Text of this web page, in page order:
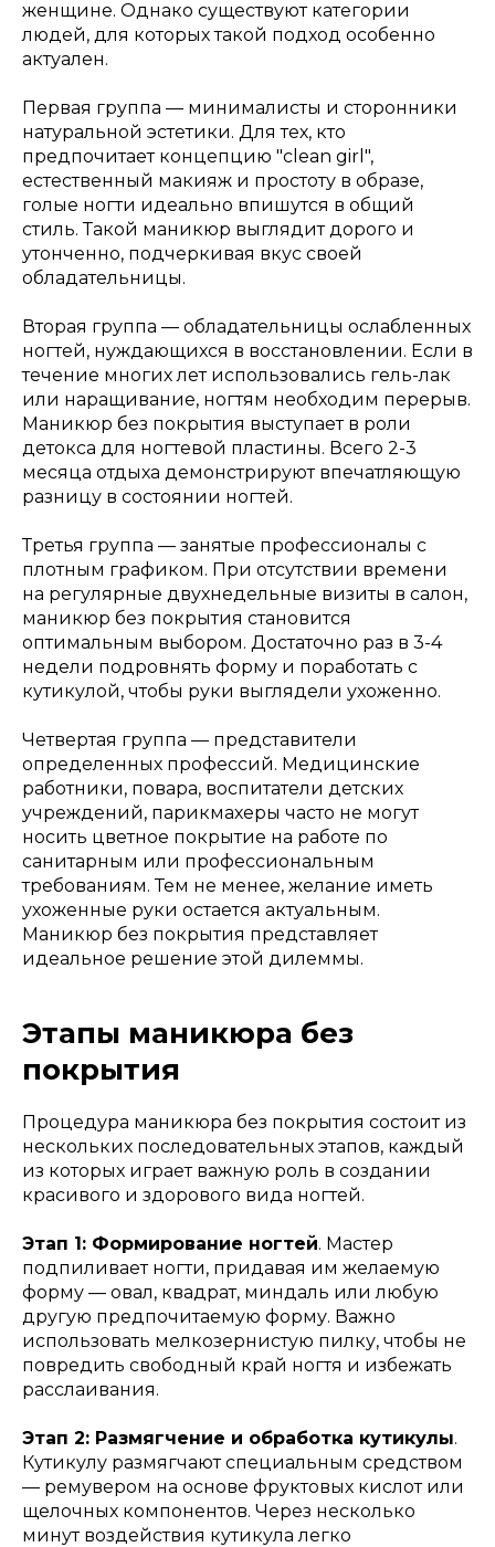
женщине. Однако существуют категории
людей, для которых такой подход особенно
актуален.
Первая группа — минималисты и сторонники
натуральной эстетики. Для тех, кто
предпочитает концепцию "clean girl",
естественный макияж и простоту в образе,
голые ногти идеально впишутся в общий
стиль. Такой маникюр выглядит дорого и
утонченно, подчеркивая вкус своей
обладательницы.
Вторая группа — обладательницы ослабленных
ногтей, нуждающихся в восстановлении. Если в
течение многих лет использовались гель-лак
или наращивание, ногтям необходим перерыв.
Маникюр без покрытия выступает в роли
детокса для ногтевой пластины. Всего 2-3
месяца отдыха демонстрируют впечатляющую
разницу в состоянии ногтей.
Третья группа — занятые профессионалы с
плотным графиком. При отсутствии времени
на регулярные двухнедельные визиты в салон,
маникюр без покрытия становится
оптимальным выбором. Достаточно раз в 3-4
недели подровнять форму и поработать с
кутикулой, чтобы руки выглядели ухоженно.
Четвертая группа — представители
определенных профессий. Медицинские
работники, повара, воспитатели детских
учреждений, парикмахеры часто не могут
носить цветное покрытие на работе по
санитарным или профессиональным
требованиям. Тем не менее, желание иметь
ухоженные руки остается актуальным.
Маникюр без покрытия представляет
идеальное решение этой дилеммы.
Этапы маникюра без
покрытия
Процедура маникюра без покрытия состоит из
нескольких последовательных этапов, каждый
из которых играет важную роль в создании
красивого и здорового вида ногтей.
Этап 1: Формирование ногтей. Мастер
подпиливает ногти, придавая им желаемую
форму — овал, квадрат, миндаль или любую
другую предпочитаемую форму. Важно
использовать мелкозернистую пилку, чтобы не
повредить свободный край ногтя и избежать
расслаивания.
Этап 2: Размягчение и обработка кутикулы.
Кутикулу размягчают специальным средством
— ремувером на основе фруктовых кислот или
щелочных компонентов. Через несколько
минут воздействия кутикула легко